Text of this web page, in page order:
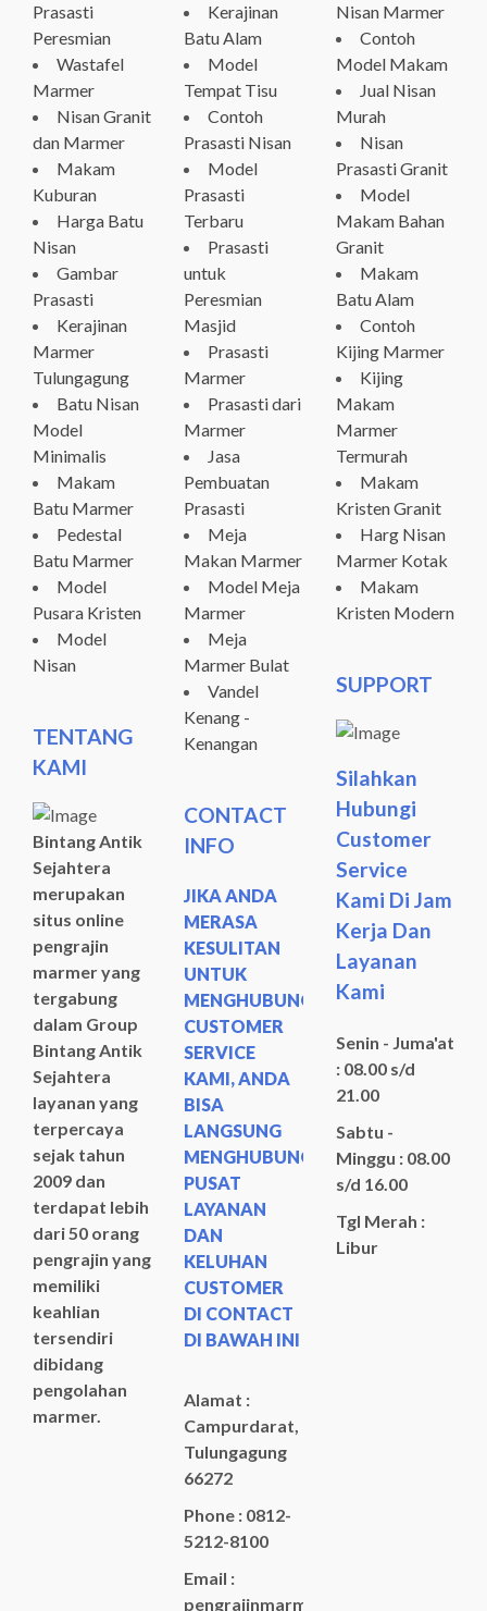
Prasasti
Peresmian
Wastafel
Marmer
Nisan Granit
dan Marmer
Makam
Kuburan
Harga Batu
Nisan
Gambar
Prasasti
Kerajinan
Marmer
Tulungagung
Batu Nisan
Model
Minimalis
Makam
Batu Marmer
Pedestal
Batu Marmer
Model
Pusara Kristen
Model
Nisan
TENTANG
KAMI
Bintang Antik
Sejahtera
merupakan
situs online
pengrajin
marmer yang
tergabung
dalam Group
Bintang Antik
Sejahtera
layanan yang
terpercaya
sejak tahun
2009 dan
terdapat lebih
dari 50 orang
pengrajin yang
memiliki
keahlian
tersendiri
dibidang
pengolahan
marmer.
Kerajinan
Batu Alam
Model
Tempat Tisu
Contoh
Prasasti Nisan
Model
Prasasti
Terbaru
Prasasti
untuk
Peresmian
Masjid
Prasasti
Marmer
Prasasti dari
Marmer
Jasa
Pembuatan
Prasasti
Meja
Makan Marmer
Model Meja
Marmer
Meja
Marmer Bulat
Vandel
Kenang -
Kenangan
CONTACT
INFO
JIKA ANDA
MERASA
KESULITAN
UNTUK
MENGHUBUNGI
CUSTOMER
SERVICE
KAMI, ANDA
BISA
LANGSUNG
MENGHUBUNGI
PUSAT
LAYANAN
DAN
KELUHAN
CUSTOMER
DI CONTACT
DI BAWAH INI
Alamat :
Campurdarat,
Tulungagung
66272
Phone : 0812-
5212-8100
Email :
pengrajinmarme88@gmail.com
Nisan Marmer
Contoh
Model Makam
Jual Nisan
Murah
Nisan
Prasasti Granit
Model
Makam Bahan
Granit
Makam
Batu Alam
Contoh
Kijing Marmer
Kijing
Makam
Marmer
Termurah
Makam
Kristen Granit
Harg Nisan
Marmer Kotak
Makam
Kristen Modern
SUPPORT
Silahkan
Hubungi
Customer
Service
Kami Di Jam
Kerja Dan
Layanan
Kami
Senin - Juma'at
: 08.00 s/d
21.00
Sabtu -
Minggu : 08.00
s/d 16.00
Tgl Merah :
Libur